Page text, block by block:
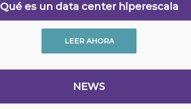
Qué es un data center hiperescala
LEER AHORA
NEWS